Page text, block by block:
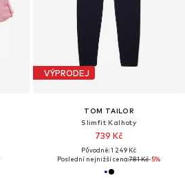
VÝPRODEJ
TOM TAILOR
Slimfit Kalhoty
739 Kč
Původně: 1 249 Kč
Poslední nejnižší cena:781 Kč-5%